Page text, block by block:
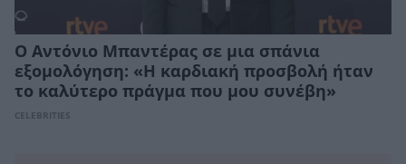
Ο Αντόνιο Μπαντέρας σε μια σπάνια
εξομολόγηση: «Η καρδιακή προσβολή ήταν
το καλύτερο πράγμα που μου συνέβη»
CELEBRITIES